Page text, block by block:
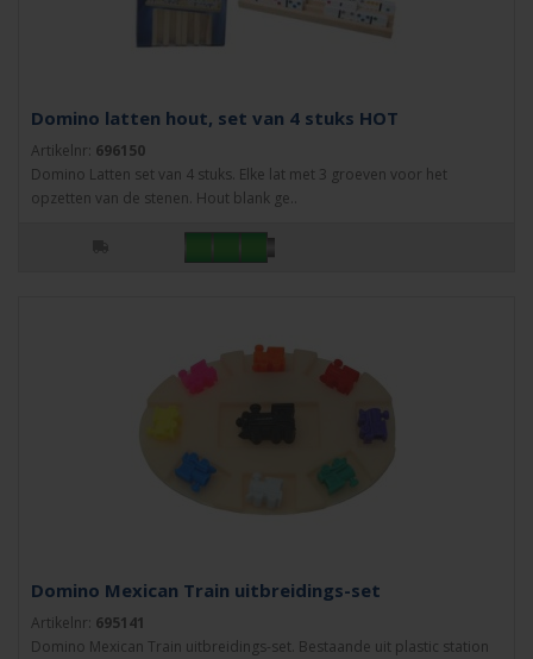
Domino latten hout, set van 4 stuks HOT
Artikelnr: 696150
Domino Latten set van 4 stuks. Elke lat met 3 groeven voor het
opzetten van de stenen. Hout blank ge..
Domino Mexican Train uitbreidings-set
Artikelnr: 695141
Domino Mexican Train uitbreidings-set. Bestaande uit plastic station